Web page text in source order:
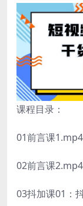
课程目录：
01前言课1.mp4
02前言课2.mp4
03抖加课01：